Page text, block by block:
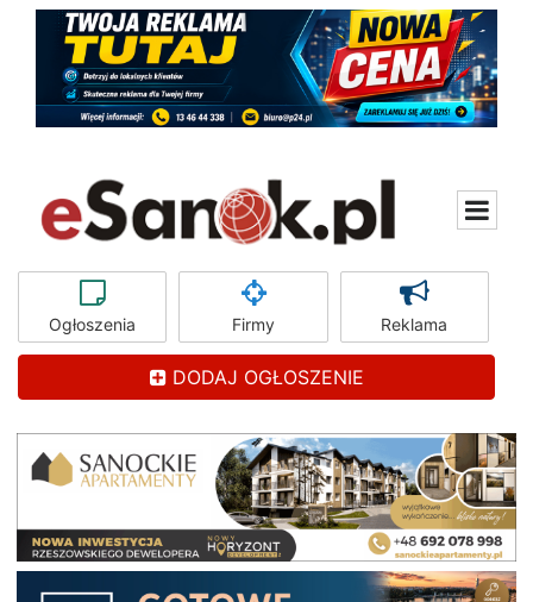
Ogłoszenia Firmy Reklama
DODAJ OGŁOSZENIE